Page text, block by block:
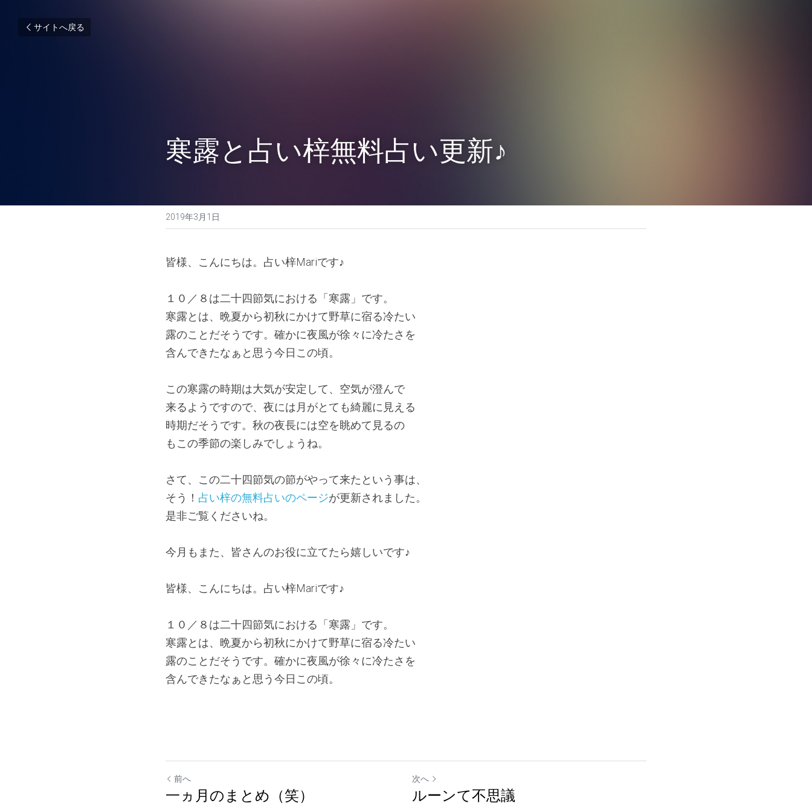
サイトへ戻る
寒露と占い梓無料占い更新♪
2019年3月1日
皆様、こんにちは。占い梓Mariです♪
１０／８は二十四節気における「寒露」です。
寒露とは、晩夏から初秋にかけて野草に宿る冷たい
露のことだそうです。確かに夜風が徐々に冷たさを
含んできたなぁと思う今日この頃。
この寒露の時期は大気が安定して、空気が澄んで
来るようですので、夜には月がとても綺麗に見える
時期だそうです。秋の夜長には空を眺めて見るの
もこの季節の楽しみでしょうね。
さて、この二十四節気の節がやって来たという事は、
そう！ 占い梓の無料占いのページが更新されました。
是非ご覧くださいね。
今月もまた、皆さんのお役に立てたら嬉しいです♪
皆様、こんにちは。占い梓Mariです♪
１０／８は二十四節気における「寒露」です。
寒露とは、晩夏から初秋にかけて野草に宿る冷たい
露のことだそうです。確かに夜風が徐々に冷たさを
含んできたなぁと思う今日この頃。
前へ
一ヵ月のまとめ（笑）
次へ
ルーンて不思議